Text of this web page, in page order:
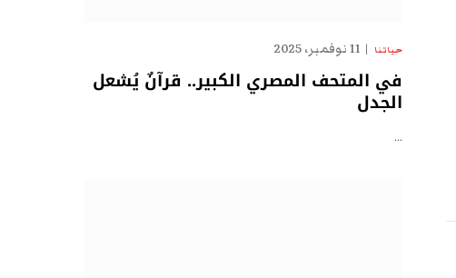
حياتنا 11 نوفمبر، 2025
في المتحف المصري الكبير.. قرآنٌ يُشعل
الجدل
…